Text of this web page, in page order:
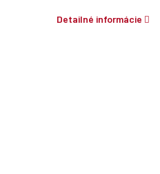
Detailné informácie